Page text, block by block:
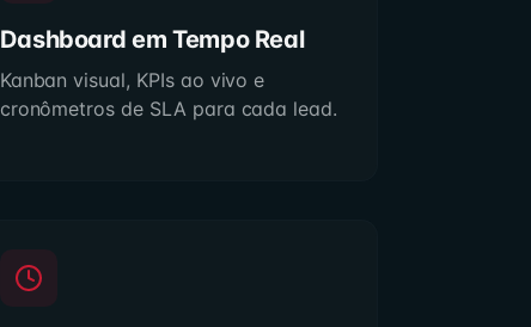
Dashboard em Tempo Real
Kanban visual, KPIs ao vivo e
cronômetros de SLA para cada lead.